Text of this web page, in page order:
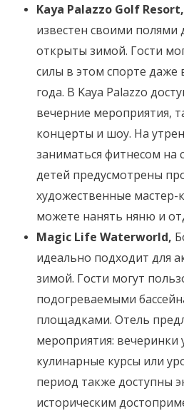
Kaya Palazzo Golf Resort,
известен своими полями
открыты зимой. Гости
силы в этом спорте даже
года. В Kaya Palazzo
вечерние мероприятия,
концерты и шоу. На
заниматься фитнесом на
детей предусмотрены
художественные мастер-
можете нанять няню и
Magic Life Waterworld,
идеально подходит для
зимой. Гости могут
подогреваемыми
площадками. Отель
мероприятия: вечеринки
кулинарные курсы или
период также доступны
историческим